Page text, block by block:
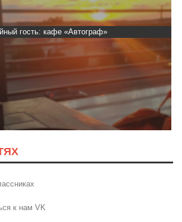
гость: кафе «Автограф»
к нам VK